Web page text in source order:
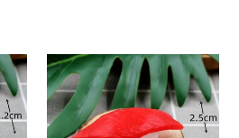
Porte-
clés
Sushi
au